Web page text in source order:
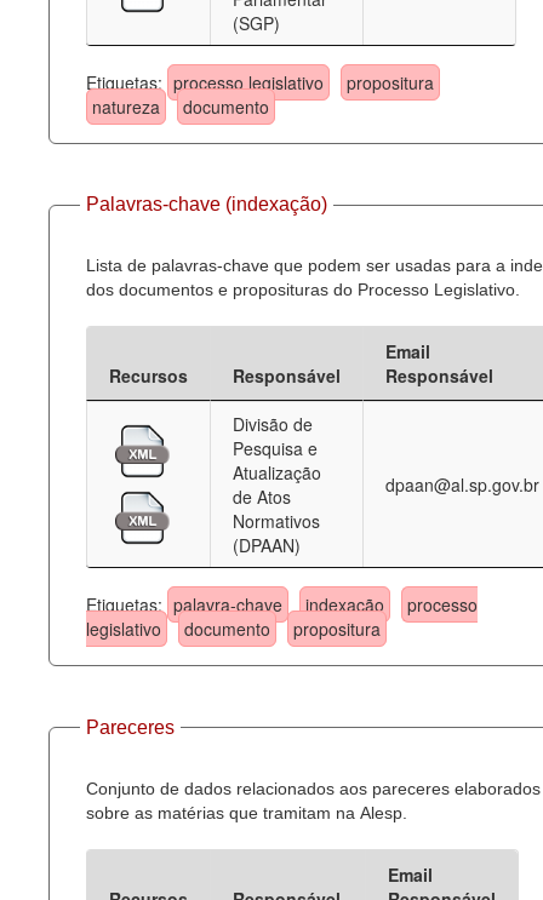
(SGP)
Etiquetas: processo legislativo
propositura
natureza
documento
Palavras-chave (indexação)
Lista de palavras-chave que podem ser usadas para a
dos documentos e proposituras do Processo Legislativo.
Recursos Responsável
Email
Responsável
Divisão de
Pesquisa e
Atualização
de Atos
Normativos
(DPAAN)
dpaan@al.sp.gov.br
Etiquetas: palavra-chave indexação
processo
legislativo
documento propositura
Pareceres
Conjunto de dados relacionados aos pareceres elaborados
sobre as matérias que tramitam na Alesp.
Email